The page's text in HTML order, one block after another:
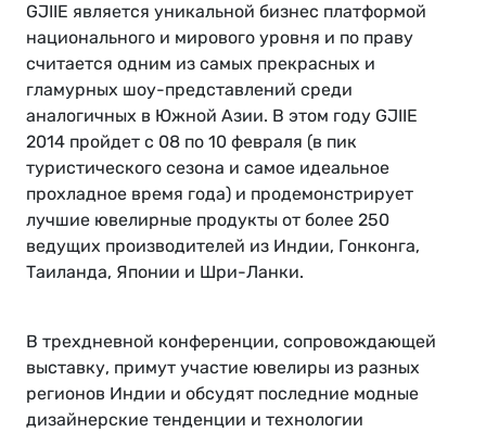
GJIIE является уникальной бизнес платформой
национального и мирового уровня и по праву
считается одним из самых прекрасных и
гламурных шоу-представлений среди
аналогичных в Южной Азии. В этом году GJIIE
2014 пройдет с 08 по 10 февраля (в пик
туристического сезона и самое идеальное
прохладное время года) и продемонстрирует
лучшие ювелирные продукты от более 250
ведущих производителей из Индии, Гонконга,
Таиланда, Японии и Шри-Ланки.
В трехдневной конференции, сопровождающей
выставку, примут участие ювелиры из разных
регионов Индии и обсудят последние модные
дизайнерские тенденции и технологии